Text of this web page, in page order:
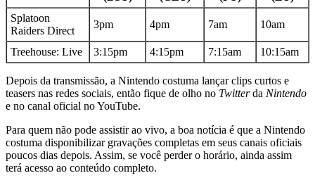
Splatoon
Raiders Direct
3pm 4pm 7am 10am
Treehouse: Live 3:15pm 4:15pm 7:15am 10:15am
Depois da transmissão, a Nintendo costuma lançar clips curtos e
teasers nas redes sociais, então fique de olho no Twitterda Nintendo
e no canal oficial no YouTube.
Para quem não pode assistir ao vivo, a boa notícia é que a Nintendo
costuma disponibilizar gravações completas em seus canais oficiais
poucos dias depois. Assim, se você perder o horário, ainda assim
terá acesso ao conteúdo completo.